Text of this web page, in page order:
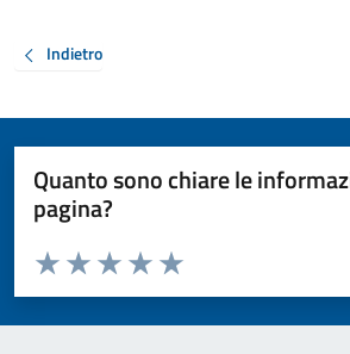
Indietro
Quanto sono chiare le
pagina?
Valuta da 1 a 5 stelle la pagina
Valuta 5 stelle su 5
Valuta 4 stelle su 5
Valuta 3 stelle su 5
Valuta 2 stelle su 5
Valuta 1 stelle su 5